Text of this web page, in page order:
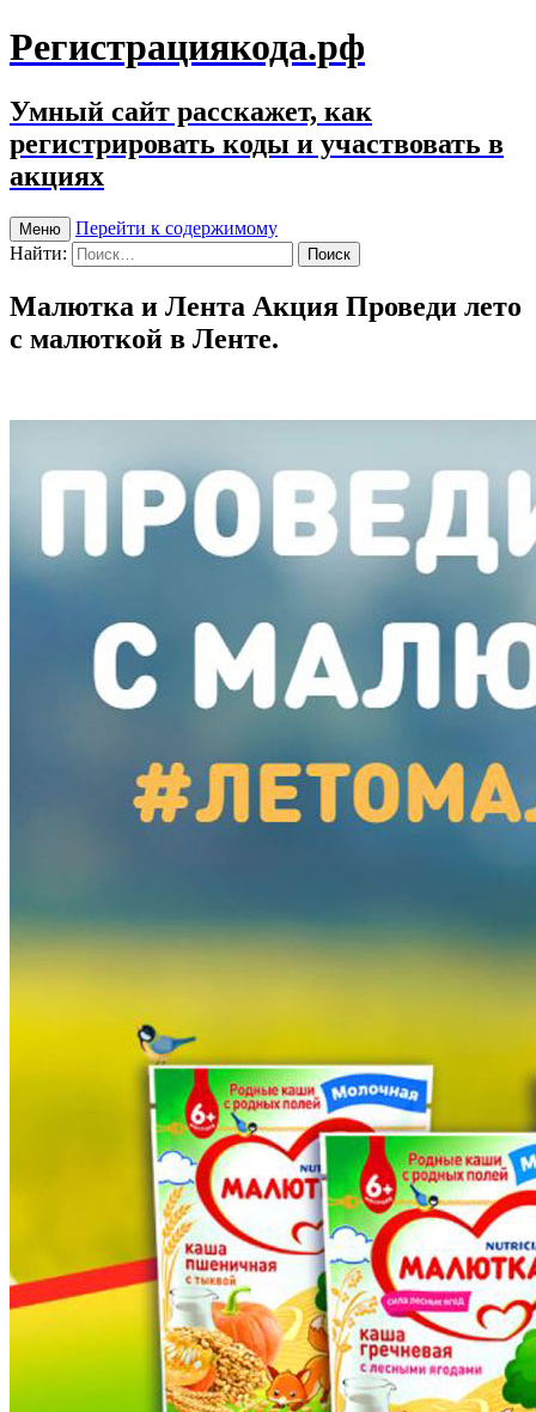
Регистрациякода.рф
Умный сайт расскажет, как
регистрировать коды и участвовать в
акциях
Меню
Перейти к содержимому
Найти:
Малютка и Лента Акция Проведи лето
с малюткой в Ленте.